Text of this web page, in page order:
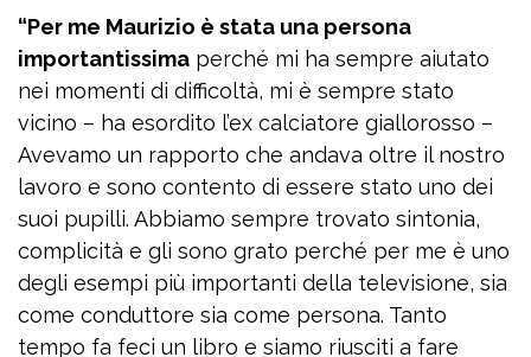
“Per me Maurizio è stata una persona
importantissima perché mi ha sempre aiutato
nei momenti di difficoltà, mi è sempre stato
vicino – ha esordito l’ex calciatore giallorosso –
Avevamo un rapporto che andava oltre il nostro
lavoro e sono contento di essere stato uno dei
suoi pupilli. Abbiamo sempre trovato sintonia,
complicità e gli sono grato perché per me è uno
degli esempi più importanti della televisione, sia
come conduttore sia come persona. Tanto
tempo fa feci un libro e siamo riusciti a fare